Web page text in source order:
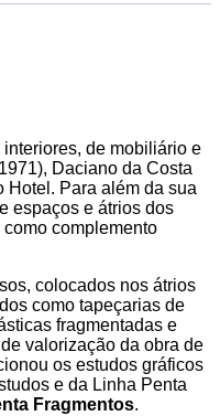
de mobiliário e
Daciano da Costa
Hotel. Para além da sua
espaços e átrios dos
complemento
colocados nos átrios
como tapeçarias de
fragmentadas e
valorização da obra de
os estudos gráficos
e da Linha Penta
Fragmentos.